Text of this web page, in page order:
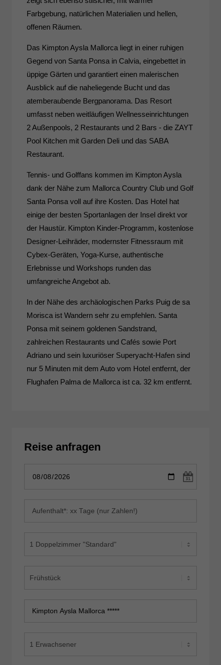
Farbgebung, natürlichen Materialien und hellen,
offenen Räumen.
Das Kimpton Aysla Mallorca liegt in einer ruhigen
Gegend von Santa Ponsa in Calvia, eingebettet in
üppige Gärten und garantiert einen malerischen
Ausblick auf die naheliegende Bucht und das
atemberaubende Bergpanorama. Das Resort
umfasst neben weitläufigen Wellnesseinrichtungen
2 Außenpools, 2 Restaurants und 2 Bars - die ZAYT
Pool Kitchen mit Garden Deli und das SABA
Restaurant.
Tennis- und Golffans kommen im Kimpton Aysla
dank der Nähe zum Mallorca Country Club und Golf
Santa Ponsa voll auf ihre Kosten. Das Hotel hat
einige der besten Sportanlagen der Insel direkt vor
der Haustür. Kimpton Kinder-Programm, kostenlose
Designer-Leihräder, modernster Fitnessraum mit
Cybex-Geräten, Yoga-Kurse, authentische
Erlebnisse und Workshops runden das
umfangreiche Angebot ab.
In der Nähe des archäologischen Parks Puig de sa
Morisca ist Wandern sehr zu empfehlen. Santa
Ponsa mit seinem goldenen Sandstrand,
zahlreichen Restaurants und Cafés sowie Port
Adriano und sein luxuriöser Superyacht-Hafen sind
nur 5 Minuten mit dem Auto vom Hotel entfernt, der
Flughafen Palma de Mallorca ist ca. 32 km entfernt.
Reise anfragen